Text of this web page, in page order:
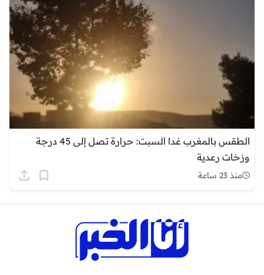
الطقس بالمغرب غدا السبت: حرارة تصل إلى 45 درجة
وزخات رعدية
منذ 23 ساعة